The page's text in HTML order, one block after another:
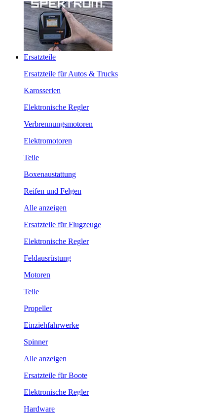
Ersatzteile
Ersatzteile für Autos & Trucks
Karosserien
Elektronische Regler
Verbrennungsmotoren
Elektromotoren
Teile
Boxenaustattung
Reifen und Felgen
Alle anzeigen
Ersatzteile für Flugzeuge
Elektronische Regler
Feldausrüstung
Motoren
Teile
Propeller
Einziehfahrwerke
Spinner
Alle anzeigen
Ersatzteile für Boote
Elektronische Regler
Hardware